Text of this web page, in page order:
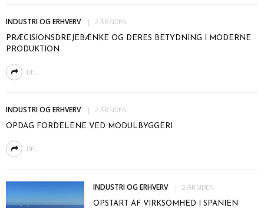
INDUSTRI OG ERHVERV 2 ÅR SIDEN
PRÆCISIONSDREJEBÆNKE OG DERES BETYDNING I MODERNE
PRODUKTION
DEL
INDUSTRI OG ERHVERV 2 ÅR SIDEN
OPDAG FORDELENE VED MODULBYGGERI
DEL
INDUSTRI OG ERHVERV 2 ÅR SIDEN
OPSTART AF VIRKSOMHED I SPANIEN